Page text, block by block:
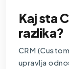
Kaj sta
razlika?
CRM
upravlja